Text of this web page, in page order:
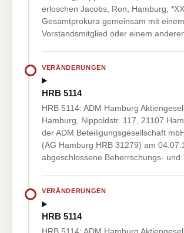
erloschen Jacobs, Ron, Hamburg,
Gesamtprokura gemeinsam mit einem
Vorstandsmitglied oder einem
VERÄNDERUNGEN
HRB 5114
HRB 5114: ADM Hamburg
Hamburg, Nippoldstr. 117, 21107
der ADM Beteiligungsgesellschaft
(AG Hamburg HRB 31279) am
abgeschlossene Beherrschungs- und…
VERÄNDERUNGEN
HRB 5114